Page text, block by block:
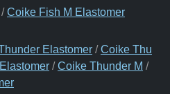
/Coike Fish M Elastomer
Elastomer /Coike Thu
/Coike Thunder M /